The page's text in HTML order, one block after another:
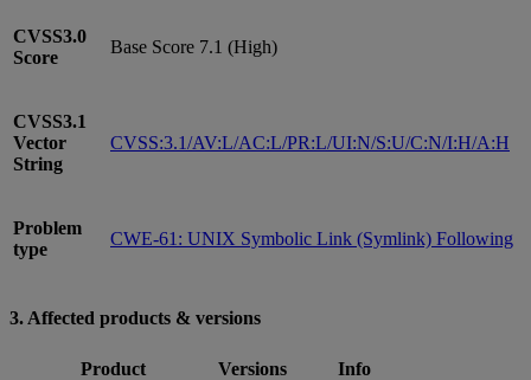
CVSS3.0
Score
Base Score 7.1 (High)
CVSS3.1
Vector
String
CVSS:3.1/AV:L/AC:L/PR:L/UI:N/S:U/C:N/I:H/A:H
Problem
type
CWE-61: UNIX Symbolic Link (Symlink) Following
3. Affected products & versions
Product Versions Info